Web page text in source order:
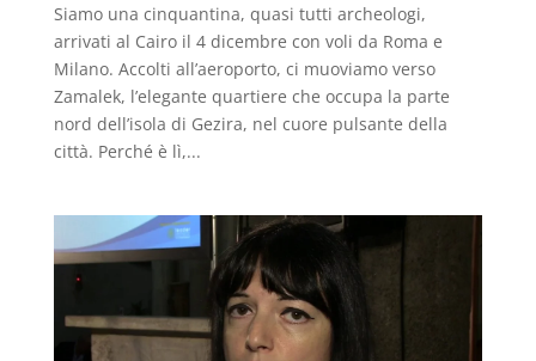
Siamo una cinquantina, quasi tutti archeologi,
arrivati al Cairo il 4 dicembre con voli da Roma e
Milano. Accolti all’aeroporto, ci muoviamo verso
Zamalek, l’elegante quartiere che occupa la parte
nord dell’isola di Gezira, nel cuore pulsante della
città. Perché è lì,...